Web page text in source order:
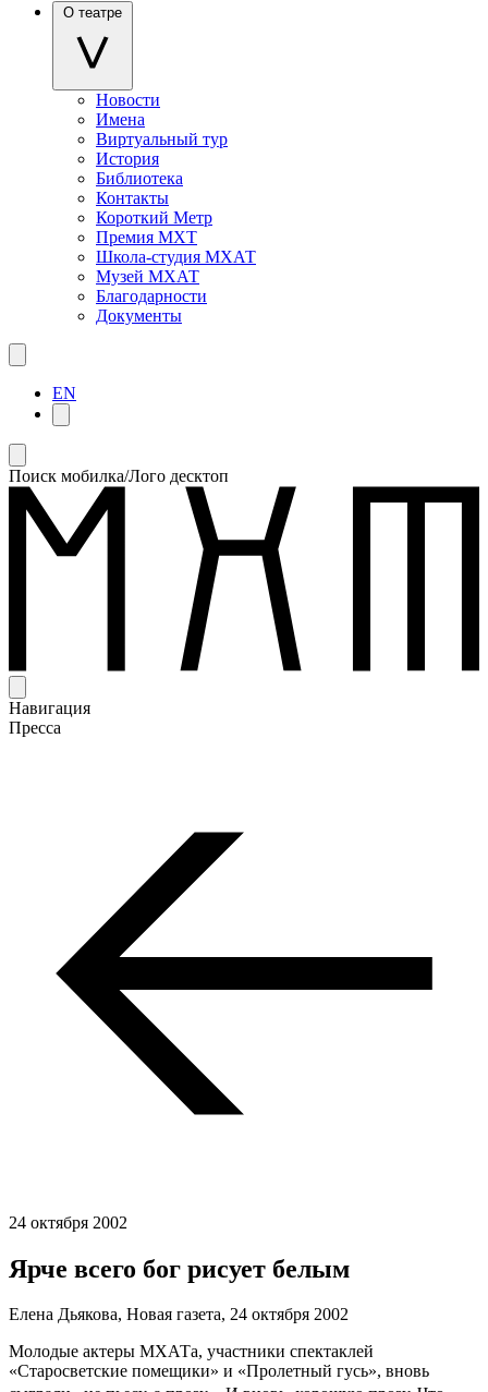
О театре
Новости
Имена
Виртуальный тур
История
Библиотека
Контакты
Короткий Метр
Премия МХТ
Школа-студия МХАТ
Музей МХАТ
Благодарности
Документы
EN
Поиск мобилка/Лого десктоп
Навигация
Пресса
24 октября 2002
Ярче всего бог рисует белым
Елена Дьякова, Новая газета, 24 октября 2002
Молодые актеры МХАТа, участники спектаклей
«Старосветские помещики» и «Пролетный гусь», вновь